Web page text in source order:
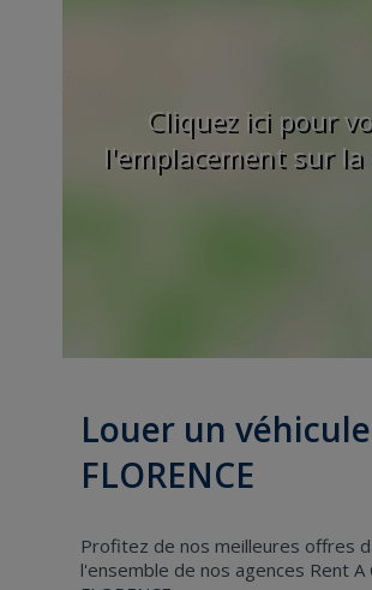
Cliquez ici pour
l'emplacement sur la
Louer un
FLORENCE
Profitez de nos meilleures offres
l'ensemble de nos agences Rent A